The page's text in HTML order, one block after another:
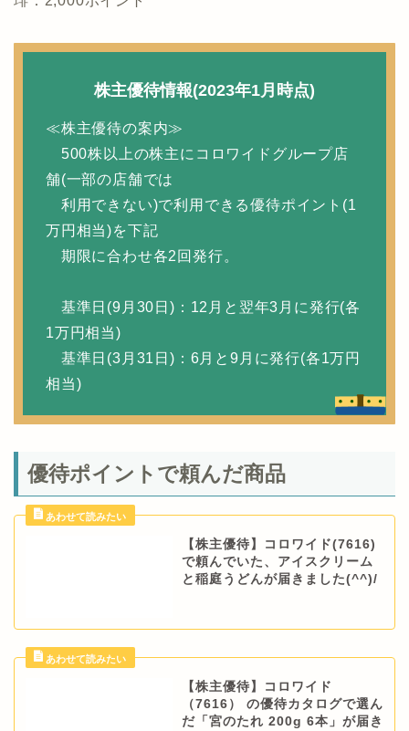
株主優待情報(2023年1月時点)
≪株主優待の案内≫
500株以上の株主にコロワイドグループ店
舗(一部の店舗では
利用できない)で利用できる優待ポイント(1
万円相当)を下記
期限に合わせ各2回発行。
基準日(9月30日)：12月と翌年3月に発行(各
1万円相当)
基準日(3月31日)：6月と9月に発行(各1万円
相当)
優待ポイントで頼んだ商品
【株主優待】コロワイド(7616)
で頼んでいた、アイスクリーム
と稲庭うどんが届きました(^^)/
【株主優待】コロワイド
（7616） の優待カタログで選ん
だ「宮のたれ 200g 6本」が届き